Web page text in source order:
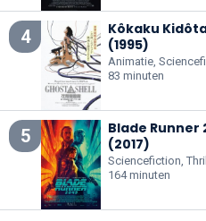
4
Kôkaku
(1995)
Animatie,
83 minuten
5
Blade Runner
(2017)
Sciencefiction,
164 minuten